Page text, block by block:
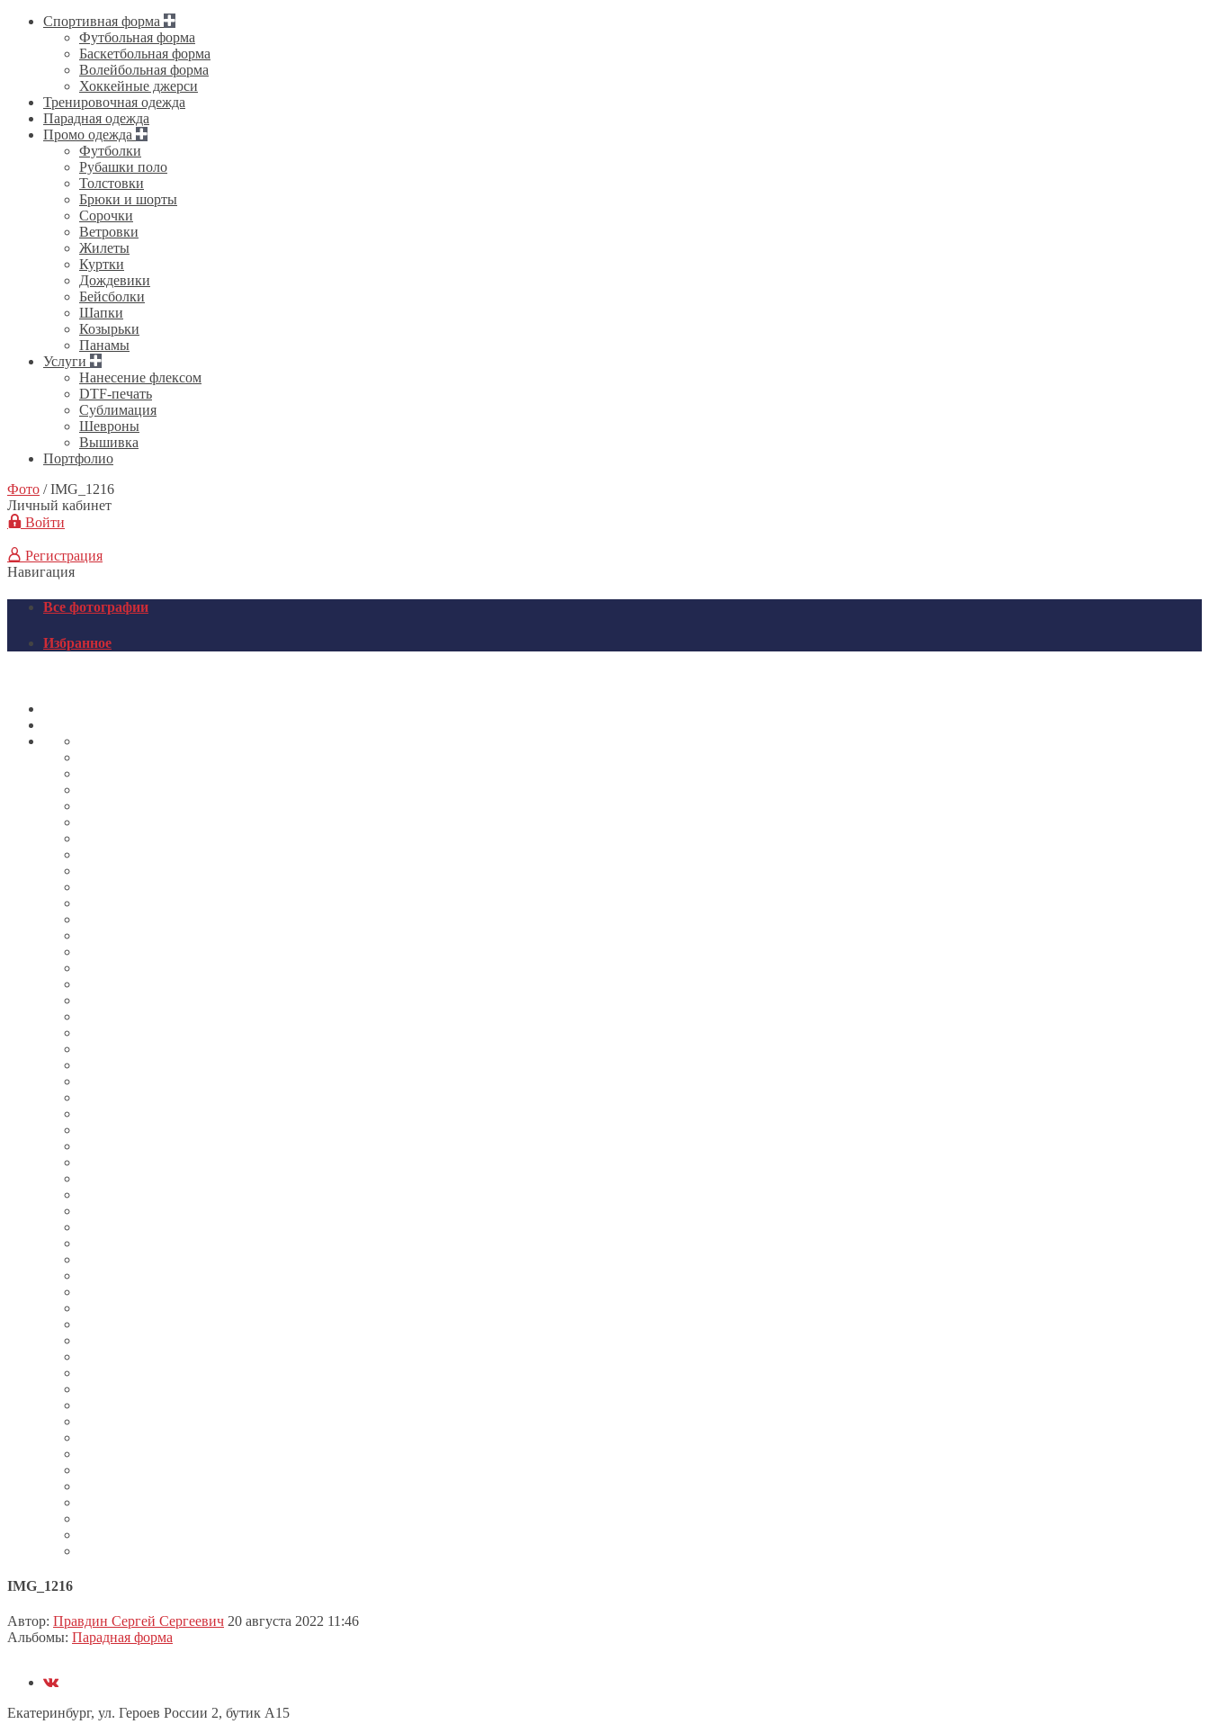
Спортивная форма
Футбольная форма
Баскетбольная форма
Волейбольная форма
Хоккейные джерси
Тренировочная одежда
Парадная одежда
Промо одежда
Футболки
Рубашки поло
Толстовки
Брюки и шорты
Сорочки
Ветровки
Жилеты
Куртки
Дождевики
Бейсболки
Шапки
Козырьки
Панамы
Услуги
Нанесение флексом
DTF-печать
Сублимация
Шевроны
Вышивка
Портфолио
Фото /IMG_1216
Личный кабинет
Войти
Регистрация
Навигация
Все фотографии
Избранное
IMG_1216
Автор: Правдин Сергей Сергеевич 20 августа 2022 11:46
Альбомы: Парадная форма
Екатеринбург, ул. Героев России 2, бутик А15